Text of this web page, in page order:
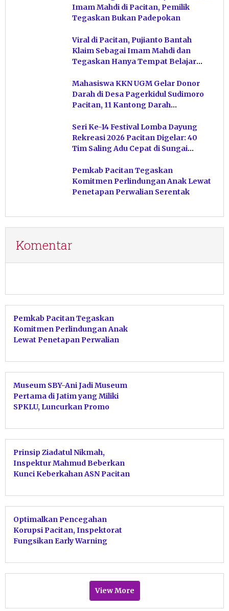
Imam Mahdi di Pacitan, Pemilik
Tegaskan Bukan Padepokan
Viral di Pacitan, Pujianto Bantah
Klaim Sebagai Imam Mahdi dan
Tegaskan Hanya Tempat Belajar
Mahasiswa KKN UGM Gelar Donor
Darah di Desa Pagerkidul Sudimoro
Pacitan, 11 Kantong Darah
Seri Ke-14 Festival Lomba Dayung
Rekreasi 2026 Pacitan Digelar: 40
Tim Saling Adu Cepat di Sungai
Pemkab Pacitan Tegaskan
Komitmen Perlindungan Anak Lewat
Penetapan Perwalian Serentak
Komentar
Pemkab Pacitan Tegaskan
Komitmen Perlindungan Anak
Lewat Penetapan Perwalian
Museum SBY-Ani Jadi Museum
Pertama di Jatim yang Miliki
SPKLU, Luncurkan Promo
Prinsip Ziadatul Nikmah,
Inspektur Mahmud Beberkan
Kunci Keberkahan ASN Pacitan
Optimalkan Pencegahan
Korupsi Pacitan, Inspektorat
Fungsikan Early Warning
View More